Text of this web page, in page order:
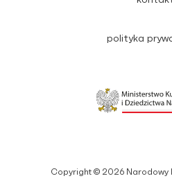
Copyright © 2026 Narodowy
polityka